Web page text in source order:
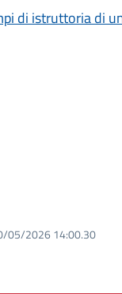
di istruttoria di
05/2026 14:00.30